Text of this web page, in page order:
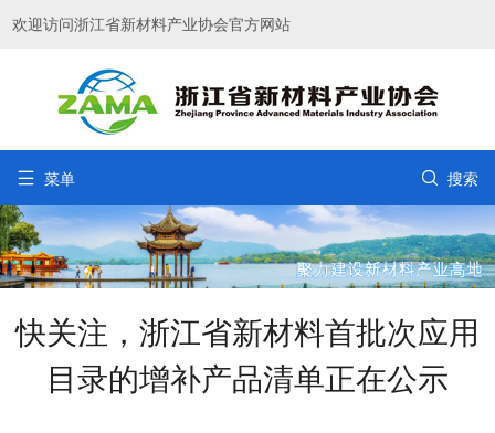
欢迎访问浙江省新材料产业协会官方网站
 菜单  搜索
快关注，浙江省新材料首批次应用
目录的增补产品清单正在公示